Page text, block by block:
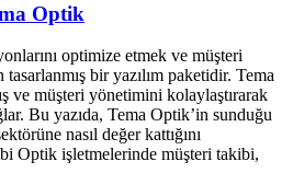
Optik
optimize etmek ve müşteri
bir yazılım paketidir. Tema
ve müşteri yönetimini kolaylaştırarak
Bu yazıda, Tema Optik’in sunduğu
nasıl değer kattığını
Optik işletmelerinde müşteri takibi,